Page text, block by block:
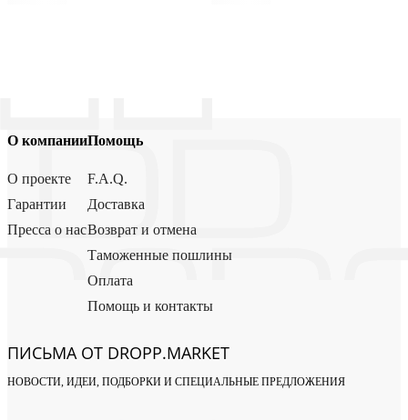
О компании
О проекте
Гарантии
Пресса о нас
Помощь
F.A.Q.
Доставка
Возврат и отмена
Таможенные пошлины
Оплата
Помощь и контакты
ПИСЬМА ОТ DROPP.MARKET
НОВОСТИ, ИДЕИ, ПОДБОРКИ И СПЕЦИАЛЬНЫЕ ПРЕДЛОЖЕНИЯ